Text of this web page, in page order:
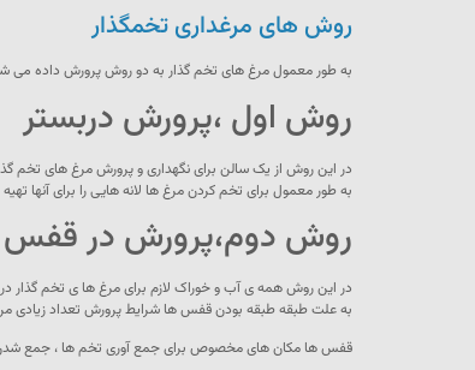
روش های مرغداری تخمگذار
به طور معمول مرغ های تخم گذار به دو روش پرورش داده می
روش اول ،پرورش دربستر
در این روش از یک سالن برای نگهداری و پرورش مرغ های تخم
به طور معمول برای تخم کردن مرغ ها لانه هایی را برای آنها
روش دوم،پرورش در قفس
در این روش همه ی آب و خوراک لازم برای مرغ ها ی تخم گذار در
به علت طبقه طبقه بودن قفس ها شرایط پرورش تعداد زیادی
قفس ها مکان های مخصوص برای جمع آوری تخم ها ، جمع شدن